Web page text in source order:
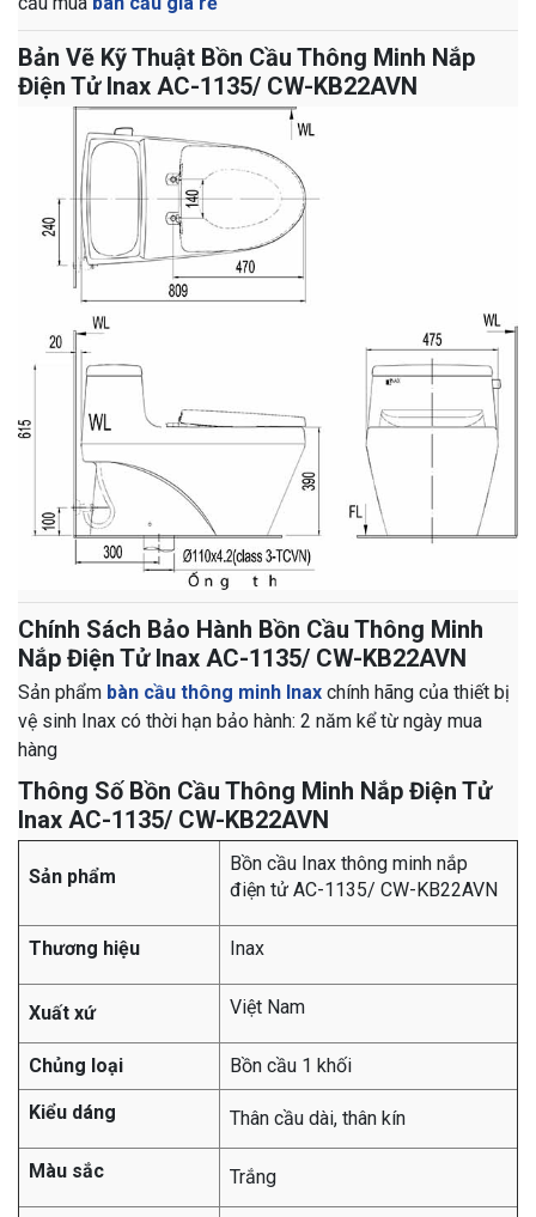
Bản Vẽ Kỹ Thuật Bồn Cầu Thông Minh Nắp
Điện Tử Inax AC-1135/ CW-KB22AVN
Chính Sách Bảo Hành Bồn Cầu Thông Minh
Nắp Điện Tử Inax AC-1135/ CW-KB22AVN
Sản phẩm bàn cầu thông minh Inax chính hãng của thiết bị
vệ sinh Inax có thời hạn bảo hành: 2 năm kể từ ngày mua
hàng
Thông Số Bồn Cầu Thông Minh Nắp Điện Tử
Inax AC-1135/ CW-KB22AVN
Sản phẩm
Bồn cầu Inax thông minh nắp
điện tử AC-1135/ CW-KB22AVN
Thương hiệu Inax
Xuất xứ Việt Nam
Chủng loại Bồn cầu 1 khối
Kiểu dáng Thân cầu dài, thân kín
Màu sắc Trắng